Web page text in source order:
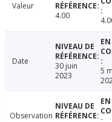
Valeur
4.00
Date
30 juin
2023
5
Observation